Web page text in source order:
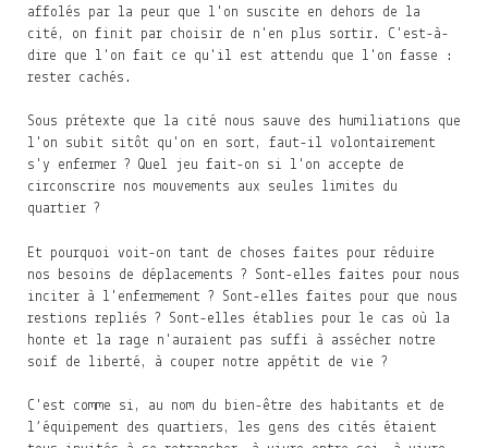
affolés par la peur que l'on suscite en dehors de la
cité, on finit par choisir de n'en plus sortir. C'est-à-
dire que l'on fait ce qu'il est attendu que l'on fasse :
rester cachés.
Sous prétexte que la cité nous sauve des humiliations que
l'on subit sitôt qu'on en sort, faut-il volontairement
s'y enfermer ? Quel jeu fait-on si l'on accepte de
circonscrire nos mouvements aux seules limites du
quartier ?
Et pourquoi voit-on tant de choses faites pour réduire
nos besoins de déplacements ? Sont-elles faites pour nous
inciter à l'enfermement ? Sont-elles faites pour que nous
restions repliés ? Sont-elles établies pour le cas où la
honte et la rage n'auraient pas suffi à assécher notre
soif de liberté, à couper notre appétit de vie ?
C'est comme si, au nom du bien-être des habitants et de
l’équipement des quartiers, les gens des cités étaient